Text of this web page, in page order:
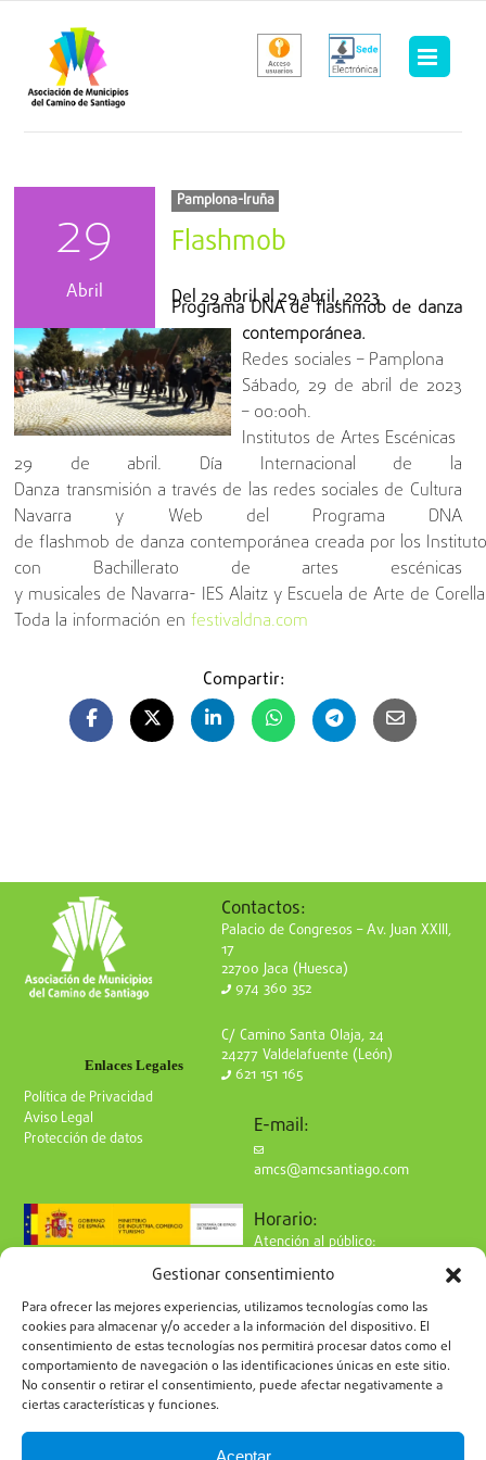
Gestionar consentimiento
Para ofrecer las mejores experiencias, utilizamos tecnologías como las
cookies para almacenar y/o acceder a la información del dispositivo. El
consentimiento de estas tecnologías nos permitirá procesar datos como el
comportamiento de navegación o las identificaciones únicas en este sitio.
No consentir o retirar el consentimiento, puede afectar negativamente a
ciertas características y funciones.
Aceptar
contenido
29
Abril
Pamplona-Iruña
Flashmob
Del29 abrilal29 abril, 2023
Programa DNA de flashmob de danza
contemporánea.
Redes sociales – Pamplona
Sábado, 29 de abril de 2023
– 00:00h.
Institutos de Artes Escénicas
29 de abril. Día Internacional de la
Danza transmisión a través de las redes sociales de Cultura
Navarra y Web del Programa DNA
de flashmob de danza contemporánea creada por los
con Bachillerato de artes escénicas
y musicales de Navarra- IES Alaitz y Escuela de Arte de
Toda la información enfestivaldna.com
Compartir:
Enlaces Legales
Política de Privacidad
Aviso Legal
Protección de datos
Contactos:
Palacio de Congresos – Av. Juan XXIII,
17
22700 Jaca (Huesca)
974 360 352
C/ Camino Santa Olaja, 24
24277 Valdelafuente (León)
621 151 165
E-mail:
amcs@amcsantiago.com
Horario:
Atención al público:
de 9 a 15h
Síguenos en redes:
Suscríbete a nuestro boletín